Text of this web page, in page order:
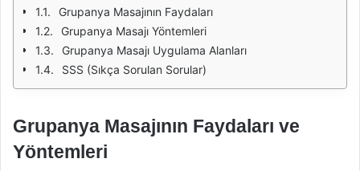
Grupanya Masajının Faydaları
Grupanya Masajı Yöntemleri
Grupanya Masajı Uygulama Alanları
SSS (Sıkça Sorulan Sorular)
Grupanya Masajının Faydaları ve
Yöntemleri